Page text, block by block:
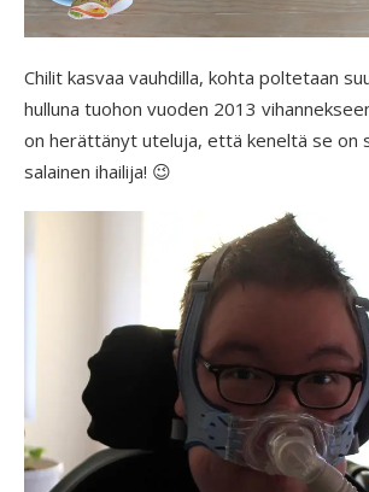
Chilit kasvaa vauhdilla, kohta poltetaan
hulluna tuohon vuoden 2013
on herättänyt uteluja, että keneltä se on
salainen ihailija! 😉